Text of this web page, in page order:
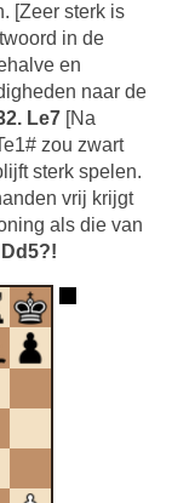
[Zeer sterk is
in de
en
naar de
Le7 [Na
zou zwart
sterk spelen.
vrij krijgt
als die van